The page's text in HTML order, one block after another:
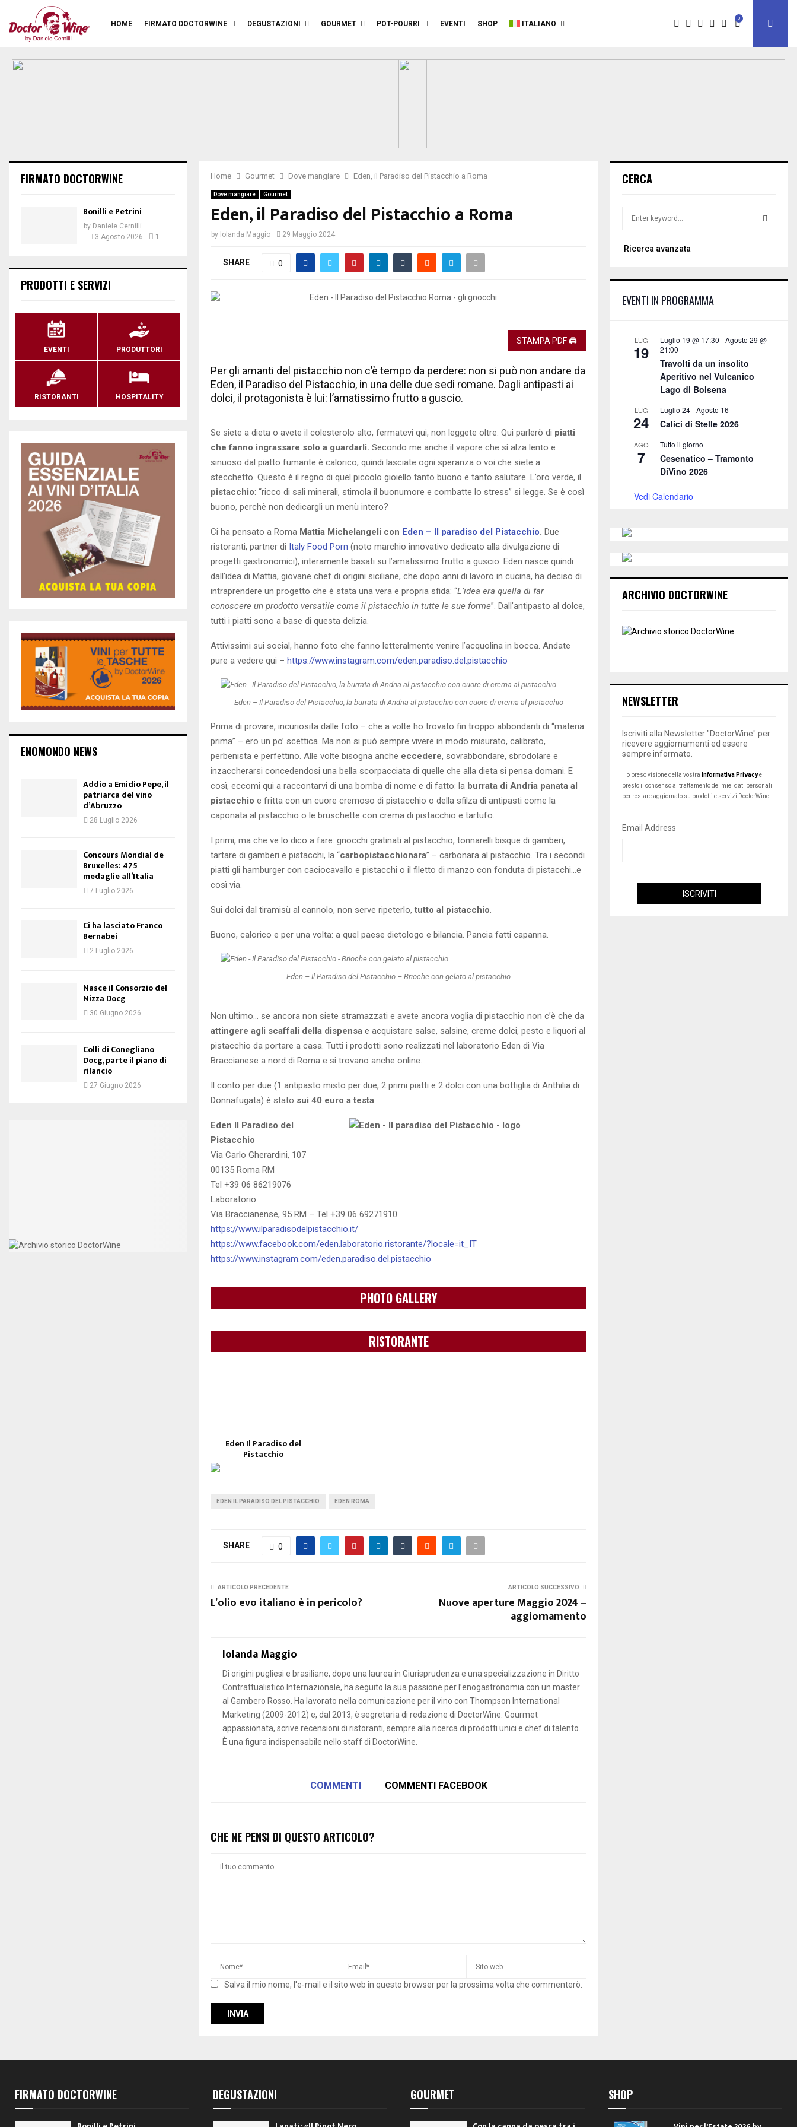
HOME FIRMATO DOCTORWINE DEGUSTAZIONI GOURMET POT-POURRI EVENTI SHOP ITALIANO
0
Home Gourmet Dove mangiare Eden, il Paradiso del Pistacchio a Roma
Dove mangiare Gourmet
Eden, il Paradiso del Pistacchio a Roma
by Iolanda Maggio 29 Maggio 2024
SHARE 0
STAMPA PDF 🖨
Per gli amanti del pistacchio non c’è tempo da perdere: non si può non andare da
Eden, il Paradiso del Pistacchio, in una delle due sedi romane. Dagli antipasti ai
dolci, il protagonista è lui: l’amatissimo frutto a guscio.
Se siete a dieta o avete il colesterolo alto, fermatevi qui, non leggete oltre. Qui parlerò di piatti
che fanno ingrassare solo a guardarli. Secondo me anche il vapore che si alza lento e
sinuoso dal piatto fumante è calorico, quindi lasciate ogni speranza o voi che siete a
stecchetto. Questo è il regno di quel piccolo gioiello tanto buono e tanto salutare. L’oro verde, il
pistacchio: “ricco di sali minerali, stimola il buonumore e combatte lo stress” si legge. Se è così
buono, perchè non dedicargli un menù intero?
Ci ha pensato a Roma Mattia Michelangeli con Eden – Il paradiso del Pistacchio. Due
ristoranti, partner di Italy Food Porn (noto marchio innovativo dedicato alla divulgazione di
progetti gastronomici), interamente basati su l’amatissimo frutto a guscio. Eden nasce quindi
dall’idea di Mattia, giovane chef di origini siciliane, che dopo anni di lavoro in cucina, ha deciso di
intraprendere un progetto che è stata una vera e propria sfida: “L’idea era quella di far
conoscere un prodotto versatile come il pistacchio in tutte le sue forme”. Dall’antipasto al dolce,
tutti i piatti sono a base di questa delizia.
Attivissimi sui social, hanno foto che fanno letteralmente venire l’acquolina in bocca. Andate
pure a vedere qui – https://www.instagram.com/eden.paradiso.del.pistacchio
Eden – Il Paradiso del Pistacchio, la burrata di Andria al pistacchio con cuore di crema al pistacchio
Prima di provare, incuriosita dalle foto – che a volte ho trovato fin troppo abbondanti di “materia
prima” – ero un po’ scettica. Ma non si può sempre vivere in modo misurato, calibrato,
perbenista e perfettino. Alle volte bisogna anche eccedere, sovrabbondare, sbrodolare e
inzaccherarsi concedendosi una bella scorpacciata di quelle che alla dieta si pensa domani. E
così, eccomi qui a raccontarvi di una bomba di nome e di fatto: la burrata di Andria panata al
pistacchio e fritta con un cuore cremoso di pistacchio o della sfilza di antipasti come la
caponata al pistacchio o le bruschette con crema di pistacchio e tartufo.
I primi, ma che ve lo dico a fare: gnocchi gratinati al pistacchio, tonnarelli bisque di gamberi,
tartare di gamberi e pistacchi, la “carbopistacchionara” – carbonara al pistacchio. Tra i secondi
piatti gli hamburger con caciocavallo e pistacchi o il filetto di manzo con fonduta di pistacchi…e
così via.
Sui dolci dal tiramisù al cannolo, non serve ripeterlo, tutto al pistacchio.
Buono, calorico e per una volta: a quel paese dietologo e bilancia. Pancia fatti capanna.
Eden – Il Paradiso del Pistacchio – Brioche con gelato al pistacchio
Non ultimo… se ancora non siete stramazzati e avete ancora voglia di pistacchio non c’è che da
attingere agli scaffali della dispensa e acquistare salse, salsine, creme dolci, pesto e liquori al
pistacchio da portare a casa. Tutti i prodotti sono realizzati nel laboratorio Eden di Via
Braccianese a nord di Roma e si trovano anche online.
Il conto per due (1 antipasto misto per due, 2 primi piatti e 2 dolci con una bottiglia di Anthilia di
Donnafugata) è stato sui 40 euro a testa
Eden Il Paradiso del
Pistacchio
Via Carlo Gherardini, 107
00135 Roma RM
Tel +39 06 86219076
Laboratorio:
Via Braccianense, 95 RM – Tel +39 06 69271910
https://www.ilparadisodelpistacchio.it/
https://www.facebook.com/eden.laboratorio.ristorante/?locale=it_IT
https://www.instagram.com/eden.paradiso.del.pistacchio
PHOTO GALLERY
RISTORANTE
Eden Il Paradiso del
Pistacchio
EDEN IL PARADISO DEL PISTACCHIO EDEN ROMA
SHARE 0
ARTICOLO PRECEDENTE
L’olio evo italiano è in pericolo?
ARTICOLO SUCCESSIVO
Nuove aperture Maggio 2024 –
aggiornamento
Iolanda Maggio
Di origini pugliesi e brasiliane, dopo una laurea in Giurisprudenza e una specializzazione in Diritto
Contrattualistico Internazionale, ha seguito la sua passione per l’enogastronomia con un master
al Gambero Rosso. Ha lavorato nella comunicazione per il vino con Thompson International
Marketing (2009-2012) e, dal 2013, è segretaria di redazione di DoctorWine. Gourmet
appassionata, scrive recensioni di ristoranti, sempre alla ricerca di prodotti unici e chef di talento.
È una figura indispensabile nello staff di DoctorWine.
COMMENTI COMMENTI FACEBOOK
CHE NE PENSI DI QUESTO ARTICOLO?
Salva il mio nome, l'e-mail e il sito web in questo browser per la prossima volta che commenterò.
FIRMATO DOCTORWINE
Bonilli e Petrini
by Daniele Cernilli
3 Agosto 2026
1
PRODOTTI E SERVIZI
EVENTI PRODUTTORI
RISTORANTI HOSPITALITY
ENOMONDO NEWS
Addio a Emidio Pepe, il
patriarca del vino
d’Abruzzo
28 Luglio 2026
Concours Mondial de
Bruxelles: 475
medaglie all’Italia
7 Luglio 2026
Ci ha lasciato Franco
Bernabei
2 Luglio 2026
Nasce il Consorzio del
Nizza Docg
30 Giugno 2026
Colli di Conegliano
Docg, parte il piano di
rilancio
27 Giugno 2026
CERCA
r
o
C
Ricerca avanzata
EVENTI IN PROGRAMMA
LUG
19
Luglio 19 @ 17:30 -Agosto 29 @
21:00
Travolti da un insolito
Aperitivo nel Vulcanico
Lago di Bolsena
LUG
24
Luglio 24-Agosto 16
Calici di Stelle 2026
AGO
7
Tutto il giorno
Cesenatico – Tramonto
DiVino 2026
Vedi Calendario
ARCHIVIO DOCTORWINE
NEWSLETTER
Iscriviti alla Newsletter "DoctorWine" per
ricevere aggiornamenti ed essere
sempre informato.
Ho preso visione della vostra Informativa Privacye
presto il consenso al trattamento dei miei dati personali
per restare aggiornato su prodotti e servizi DoctorWine.
Email Address
FIRMATO DOCTORWINE DEGUSTAZIONI GOURMET SHOP